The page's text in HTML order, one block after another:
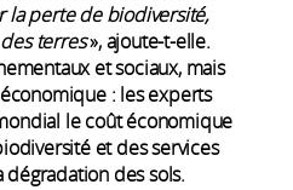
la perte de biodiversité,
des terres», ajoute-t-elle.
et sociaux, mais
: les experts
le coût économique
et des services
des sols.